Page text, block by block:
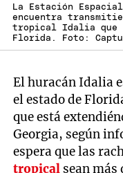
La Estación
encuentra
tropical Idalia que
Florida. Foto:
El huracán Idalia
el estado de
que está
Georgia, según
espera que las
tropical sean más